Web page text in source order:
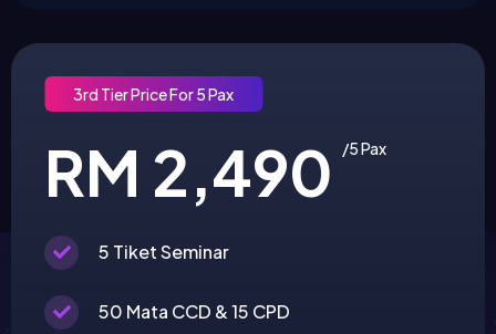
3rd Tier Price For 5 Pax
RM 2,490 /5 Pax
5 Tiket Seminar
50 Mata CCD & 15 CPD